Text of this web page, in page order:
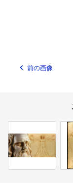
前の画像